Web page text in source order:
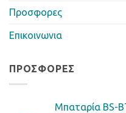
Προσφορες
Επικοινωνια
ΠΡΟΣΦΟΡΈΣ
Μπαταρία BS-